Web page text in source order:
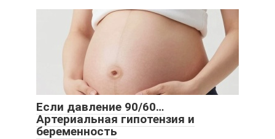
Если давление 90/60…
Артериальная гипотензия и
беременность